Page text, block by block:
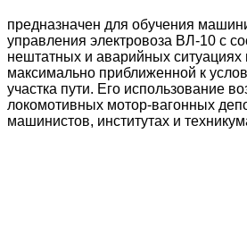
предназначен для обучения
управления электровоза ВЛ-10 с
нештатных и аварийных ситуациях
максимально приближенной к
участка пути. Его использование
локомотивных мотор-вагонных
машинистов, институтах и